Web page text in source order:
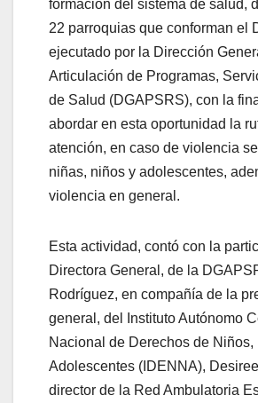
formación del sistema de salud,
22 parroquias que conforman el
ejecutado por la Dirección
Articulación de Programas,
de Salud (DGAPSRS), con la
abordar en esta oportunidad la
atención, en caso de violencia
niñas, niños y adolescentes,
violencia en general.
Esta actividad, contó con la
Directora General, de la
Rodríguez, en compañía de la
general, del Instituto Autónomo
Nacional de Derechos de Niños,
Adolescentes (IDENNA),
director de la Red Ambulatoria